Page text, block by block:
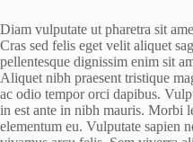
Diam vulputate ut pharetra sit
Cras sed felis eget velit aliquet
pellentesque dignissim enim sit
Aliquet nibh praesent tristique
ac odio tempor orci dapibus.
in est ante in nibh mauris. Morbi
elementum eu. Vulputate sapien